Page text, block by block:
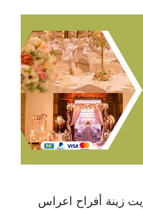
زينة أفراح اعراس